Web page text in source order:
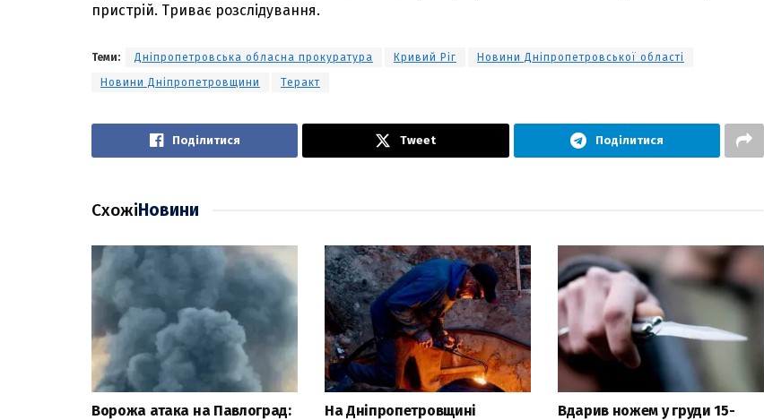
пристрій. Триває розслідування.
Теми: Дніпропетровська обласна прокуратура Кривий Ріг
Новини Дніпропетровської області
Новини Дніпропетровщини
Теракт
Поділитися Tweet Поділитися
СхожіНовини
Ворожа атака на Павлоград:
На Дніпропетровщині
Вдарив ножем у груди 15-